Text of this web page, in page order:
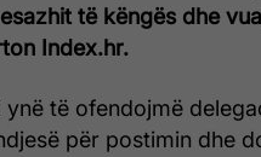
të këngës dhe
Index.hr.
të ofendojmë
për postimin dhe